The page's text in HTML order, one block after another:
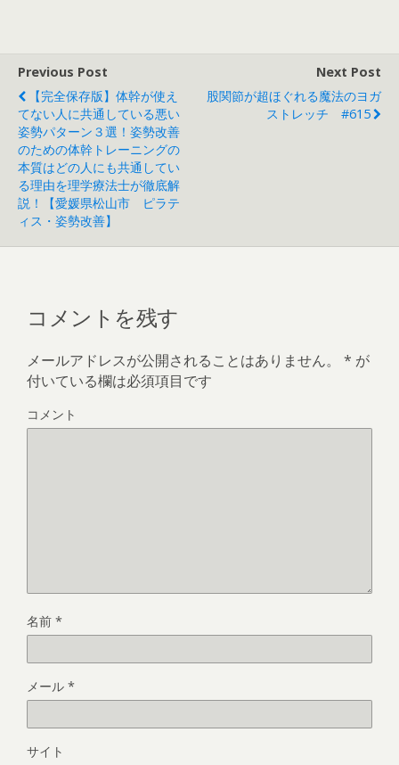
Previous Post
【完全保存版】体幹が使え
てない人に共通している悪い
姿勢パターン３選！姿勢改善
のための体幹トレーニングの
本質はどの人にも共通してい
る理由を理学療法士が徹底解
説！【愛媛県松山市 ピラテ
ィス・姿勢改善】
Next Post
股関節が超ほぐれる魔法のヨガ
ストレッチ #615
コメントを残す
メールアドレスが公開されることはありません。 * が
付いている欄は必須項目です
コメント
名前 *
メール *
サイト